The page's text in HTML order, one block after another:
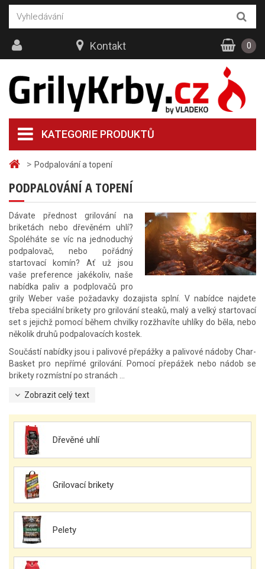
> Podpalování a topení
PODPALOVÁNÍ A TOPENÍ
Dávate přednost grilování na
briketách nebo dřevěném uhlí?
Spoléháte se víc na jednoduchý
podpalovač, nebo pořádný
startovací komín? Ať už jsou
vaše preference jakékoliv, naše
nabídka paliv a podplovačů pro
grily Weber vaše požadavky dozajista splní. V nabídce najdete
třeba speciální brikety pro grilování steaků, malý a velký startovací
set s jejichž pomocí během chvilky rozžhavíte uhlíky do běla, nebo
několik druhů podpalovacích kostek.
Součástí nabídky jsou i palivové přepážky a palivové nádoby Char-
Basket pro nepřímé grilování. Pomocí přepážek nebo nádob se
brikety rozmístní po stranách ...
Zobrazit celý text
Dřevěné uhlí
Grilovací brikety
Pelety
KATEGORIE PRODUKTŮ
Kontakt 0